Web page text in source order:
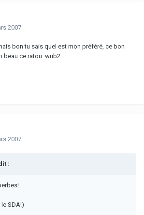
2007
bon tu sais quel est mon préféré, ce bon
beau ce ratou :wub2:
2007
:
SDA!)